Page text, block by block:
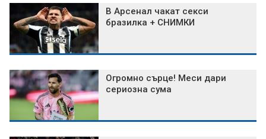
В Арсенал чакат секси
бразилка + СНИМКИ
Огромно сърце! Меси дари
сериозна сума